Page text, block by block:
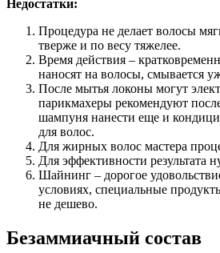
Недостатки:
Процедура не делает волосы
тверже и по весу тяжелее.
Время действия –
наносят на волосы, смывается
После мытья локоны могут
парикмахеры рекомендуют
шампуня нанести еще и
для волос.
Для жирных волос мастера
Для эффективности результата
Шайнинг – дорогое
условиях, специальные
не дешево.
Безаммиачный состав